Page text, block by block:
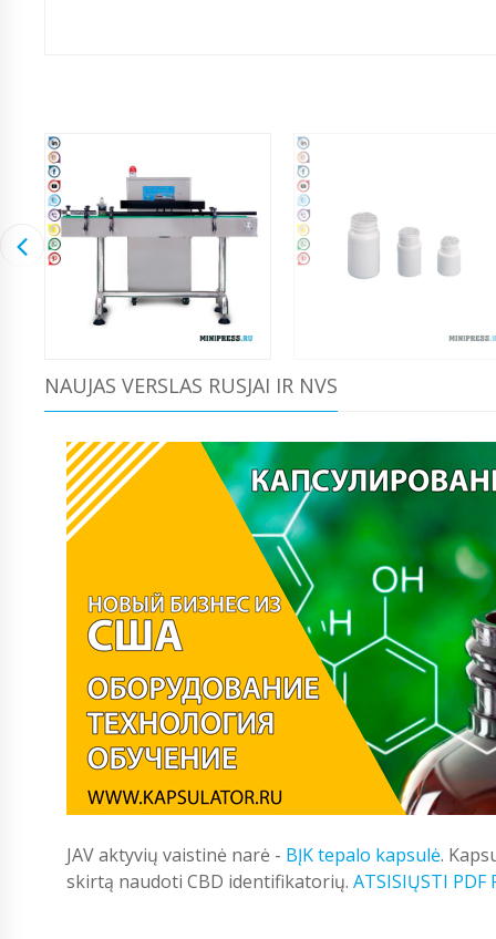
NAUJAS VERSLAS RUSJAI IR NVS
JAV aktyvių vaistinė narė - BĮK tepalo kapsulė.
skirtą naudoti CBD identifikatorių. ATSISIŲSTI PDF